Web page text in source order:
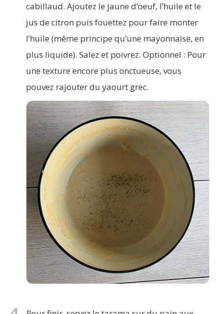
cabillaud. Ajoutez le jaune d’oeuf, l’huile et le
jus de citron puis fouettez pour faire monter
l’huile (même principe qu’une mayonnaise, en
plus liquide). Salez et poivrez. Optionnel : Pour
une texture encore plus onctueuse, vous
pouvez rajouter du yaourt grec.